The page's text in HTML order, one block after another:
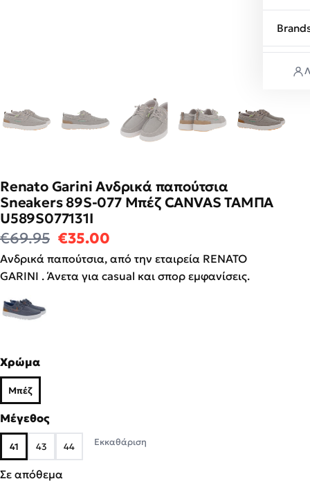
Renato Garini Ανδρικά παπούτσια
Sneakers 89S-077 Μπέζ CANVAS ΤΑΜΠΑ
U589S077131I
€69.95 Original price was: €69.95.
€35.00
Ανδρικά παπούτσια, από την εταιρεία RENATO
GARINI . Άνετα για casual και σπορ εμφανίσεις.
Χρώμα
Μπέζ
Μέγεθος
41 43 44 Εκκαθάριση
Σε απόθεμα